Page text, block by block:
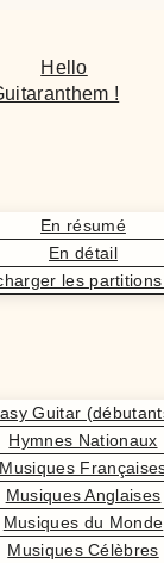
Hello
!
En résumé
En détail
les
Guitar
Hymnes Nationaux
Musiques
Musiques Anglaises
Musiques du Monde
Musiques Célèbres